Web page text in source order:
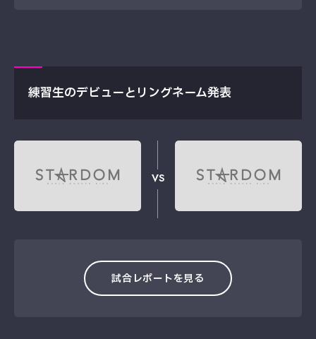
練習生のデビューとリングネーム発表
VS
試合レポートを見る